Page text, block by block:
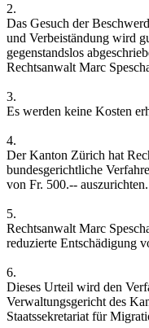
2.
Das Gesuch der
und Verbeiständung wird
gegenstandslos
Rechtsanwalt Marc
3.
Es werden keine Kosten
4.
Der Kanton Zürich hat
bundesgerichtliche
von Fr. 500.-- auszurichten.
5.
Rechtsanwalt Marc
reduzierte Entschädigung
6.
Dieses Urteil wird den
Verwaltungsgericht des
Staatssekretariat für